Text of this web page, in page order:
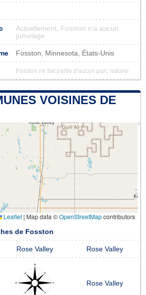
Actuellement, Fosston n'a aucun
jumelage
Fosston, Minnesota, États-Unis
Fosston ne fait partie d'aucun parc naturel
VOISINES DE
Leaflet | Map data ©OpenStreetMapcontributors
de Fosston
Rose Valley Rose Valley
Rose Valley